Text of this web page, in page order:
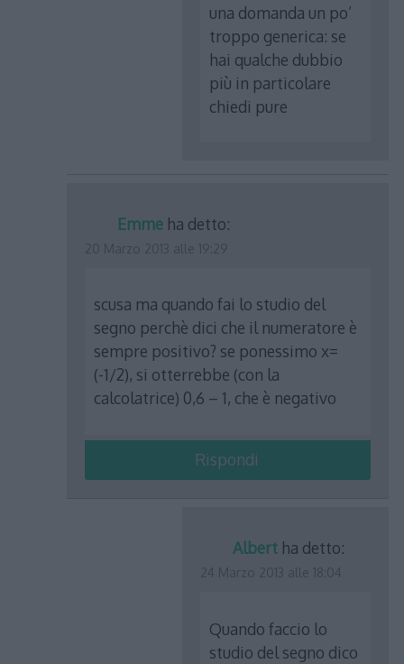
una domanda un po’
troppo generica: se
hai qualche dubbio
più in particolare
chiedi pure
Emme ha detto:
scusa ma quando fai lo studio del
segno perchè dici che il numeratore è
sempre positivo? se ponessimo x=
(-1/2), si otterrebbe (con la
calcolatrice) 0,6 – 1, che è negativo
Rispondi
Albert ha detto:
Quando faccio lo
studio del segno dico